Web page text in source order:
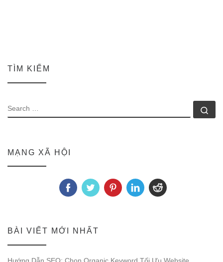
TÌM KIẾM
SEARCH
MẠNG XÃ HỘI
BÀI VIẾT MỚI NHẤT